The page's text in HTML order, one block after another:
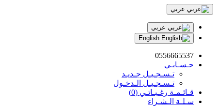
عربي
عربي
0556665537
حـسـابـي
تـسـجـيـل جـديـد
تـسـجـيـل الـدخـول
قـائـمـة رغـبـاتـي (0)
سـلـة الـشـراء